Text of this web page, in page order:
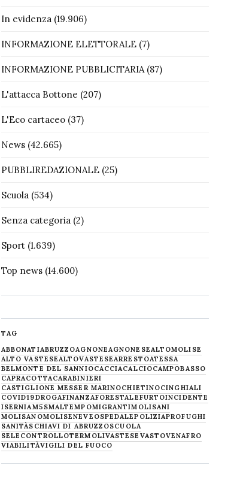
In evidenza(19.906)
INFORMAZIONE ELETTORALE(7)
INFORMAZIONE PUBBLICITARIA(87)
L'attacca Bottone (207)
L'Eco cartaceo(37)
News(42.665)
PUBBLIREDAZIONALE(25)
Scuola(534)
Senza categoria(2)
Sport(1.639)
Top news(14.600)
TAG
ABBONATIABRUZZOAGNONEAGNONESEALTOMOLISE
ALTO VASTESEALTOVASTESEARRESTOATESSA
BELMONTE DEL SANNIOCACCIACALCIOCAMPOBASSO
CAPRACOTTACARABINIERI
CASTIGLIONE MESSER MARINOCHIETINOCINGHIALI
COVID19DROGAFINANZAFORESTALEFURTOINCIDENTE
ISERNIAM5SMALTEMPOMIGRANTIMOLISANI
MOLISANOMOLISENEVE OSPEDALEPOLIZIAPROFUGHI
SANITÀSCHIAVI DI ABRUZZOSCUOLA
SELECONTROLLOTERMOLIVASTESE VASTOVENAFRO
VIABILITÀVIGILI DEL FUOCO